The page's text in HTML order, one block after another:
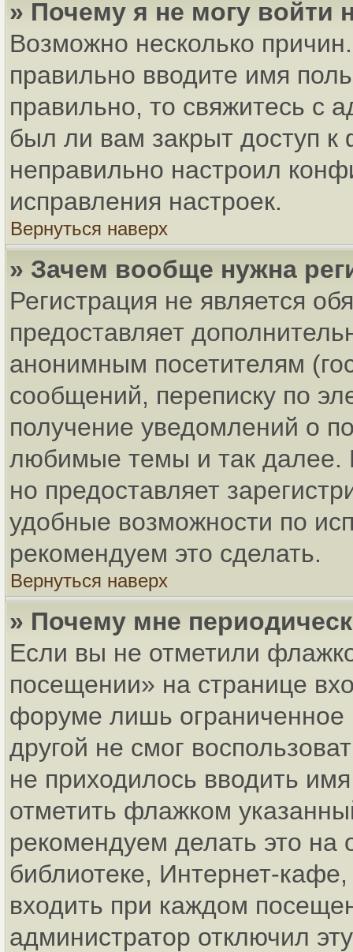
» Почему я не могу войти
Возможно несколько
правильно вводите имя
правильно, то свяжитесь с
был ли вам закрыт доступ
неправильно настроил
исправления настроек.
Вернуться наверх
» Зачем вообще нужна
Регистрация не является
предоставляет
анонимным посетителям
сообщений, переписку по
получение уведомлений о
любимые темы и так далее.
но предоставляет
удобные возможности по
рекомендуем это сделать.
Вернуться наверх
» Почему мне
Если вы не отметили
посещении» на странице
форуме лишь ограниченное
другой не смог
не приходилось вводить
отметить флажком
рекомендуем делать это
библиотеке, Интернет-
входить при каждом
администратор отключил